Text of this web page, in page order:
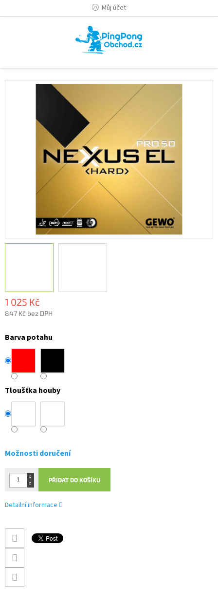
Můj účet
1 025 Kč
847 Kč bez DPH
cena:
Barva potahu
Tloušťka houby
Možnosti doručení
PŘIDAT DO KOŠÍKU
Detailní informace